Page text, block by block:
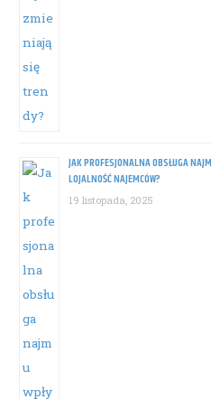
JAK PROFESJONALNA OBSŁUGA
LOJALNOŚĆ NAJEMCÓW?
19 listopada, 2025